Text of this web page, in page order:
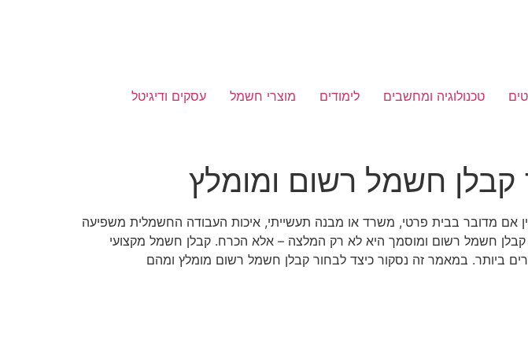
טכנולוגיה ומחשבים לימודים מוצרי חשמל
עסקים ודיגיטל
קבלן חשמל רשום ומומלץ
אם מדובר בבית פרטי, משרד או מבנה תעשייתי, איכות העבודה החשמלית משפיעה
קבלן חשמל רשום ומוסמך היא לא רק המלצה – אלא הכרח. קבלן חשמל מקצועי
ביותר. במאמר זה נסקור כיצד לבחור קבלן חשמל רשום מומלץ ומהם